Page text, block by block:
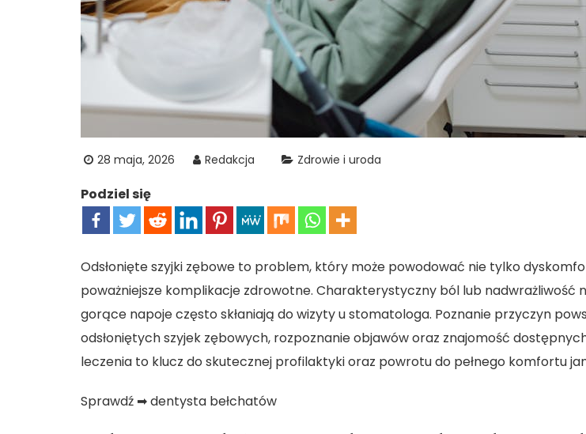
28 maja, 2026 Redakcja Zdrowie i uroda
Podziel się
Odsłonięte szyjki zębowe to problem, który może powodować nie tylko
poważniejsze komplikacje zdrowotne. Charakterystyczny ból lub nadwrażliwość
gorące napoje często skłaniają do wizyty u stomatologa. Poznanie przyczyn
odsłoniętych szyjek zębowych, rozpoznanie objawów oraz znajomość
leczenia to klucz do skutecznej profilaktyki oraz powrotu do pełnego komfortu
Sprawdź ➡dentysta bełchatów